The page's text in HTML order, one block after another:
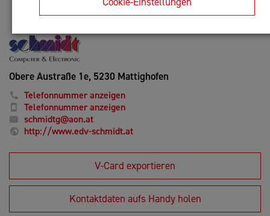
Obere Austraße 1e, 5230 Mattighofen
Telefonnummer anzeigen
Telefonnummer anzeigen
schmidtg@aon.at
http://www.edv-schmidt.at
V-Card exportieren
Kontaktdaten aufs Handy holen